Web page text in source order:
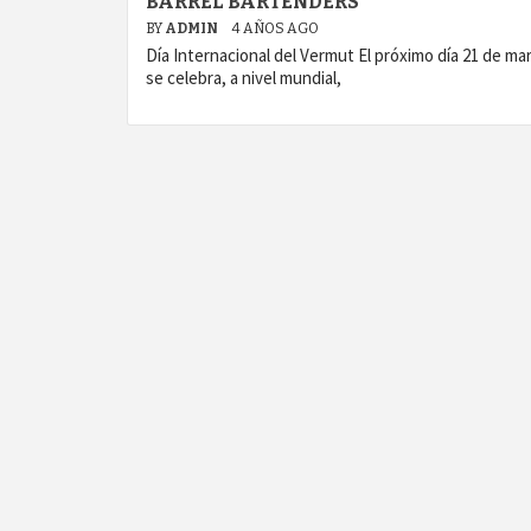
BY ADMIN 4 AÑOS AGO
Día Internacional del Vermut El próximo día 21 de
se celebra, a nivel mundial,